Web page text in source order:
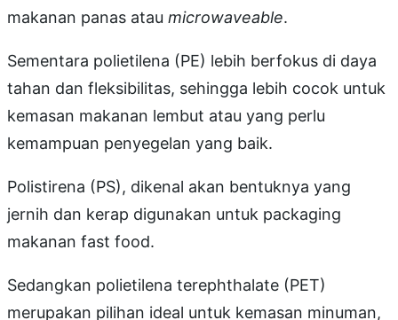
makanan panas atau microwaveable.
Sementara polietilena (PE) lebih berfokus di daya
tahan dan fleksibilitas, sehingga lebih cocok untuk
kemasan makanan lembut atau yang perlu
kemampuan penyegelan yang baik.
Polistirena (PS), dikenal akan bentuknya yang
jernih dan kerap digunakan untuk packaging
makanan fast food.
Sedangkan polietilena terephthalate (PET)
merupakan pilihan ideal untuk kemasan minuman,